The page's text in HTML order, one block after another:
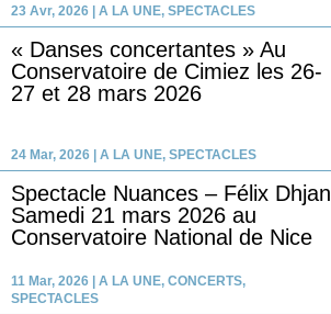
23 Avr, 2026 A LA UNE, SPECTACLES
« Danses concertantes » Au
Conservatoire de Cimiez les 26-
27 et 28 mars 2026
24 Mar, 2026 A LA UNE, SPECTACLES
Spectacle Nuances – Félix Dhjan
Samedi 21 mars 2026 au
Conservatoire National de Nice
11 Mar, 2026 A LA UNE, CONCERTS,
SPECTACLES